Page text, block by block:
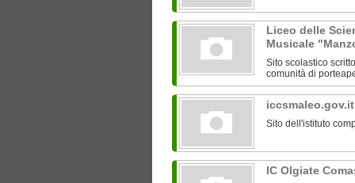
Liceo delle
Musicale
Sito scolastico
comunità di
Sito dell'istituto
IC Olgiate